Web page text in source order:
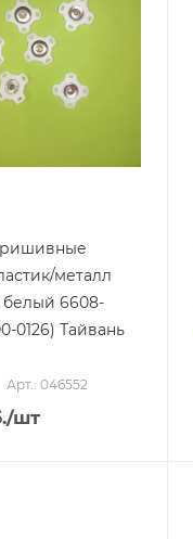
металл
6608-
0126) Тайвань
Арт.: 046552
/шт